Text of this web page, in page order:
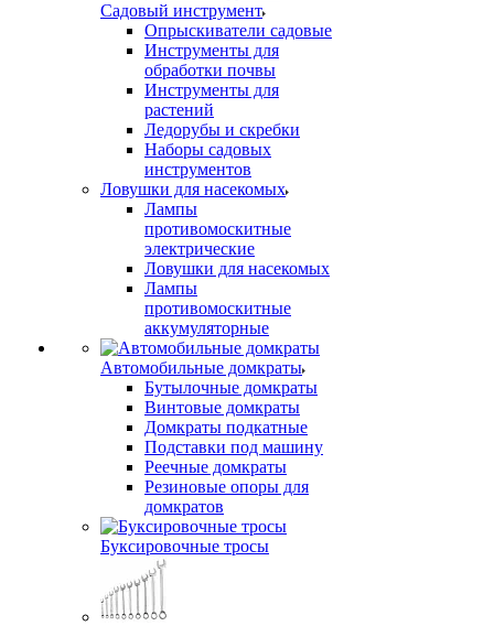
Садовый инструмент
Опрыскиватели садовые
Инструменты для
обработки почвы
Инструменты для
растений
Ледорубы и скребки
Наборы садовых
инструментов
Ловушки для насекомых
Лампы
противомоскитные
электрические
Ловушки для насекомых
Лампы
противомоскитные
аккумуляторные
Автомобильные домкраты
Бутылочные домкраты
Винтовые домкраты
Домкраты подкатные
Подставки под машину
Реечные домкраты
Резиновые опоры для
домкратов
Буксировочные тросы